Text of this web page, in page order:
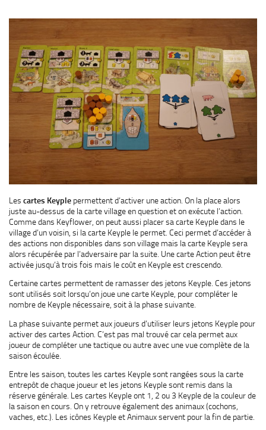
Les cartes Keyple permettent d’activer une action. On la place alors
juste au-dessus de la carte village en question et on exécute l’action.
Comme dans Keyflower, on peut aussi placer sa carte Keyple dans le
village d’un voisin, si la carte Keyple le permet. Ceci permet d’accéder à
des actions non disponibles dans son village mais la carte Keyple sera
alors récupérée par l’adversaire par la suite. Une carte Action peut être
activée jusqu’à trois fois mais le coût en Keyple est crescendo.
Certaine cartes permettent de ramasser des jetons Keyple. Ces jetons
sont utilisés soit lorsqu’on joue une carte Keyple, pour compléter le
nombre de Keyple nécessaire, soit à la phase suivante.
La phase suivante permet aux joueurs d’utiliser leurs jetons Keyple pour
activer des cartes Action. C’est pas mal trouvé car cela permet aux
joueur de compléter une tactique ou autre avec une vue complète de la
saison écoulée.
Entre les saison, toutes les cartes Keyple sont rangées sous la carte
entrepôt de chaque joueur et les jetons Keyple sont remis dans la
réserve générale. Les cartes Keyple ont 1, 2 ou 3 Keyple de la couleur de
la saison en cours. On y retrouve également des animaux (cochons,
vaches, etc.). Les icônes Keyple et Animaux servent pour la fin de partie.